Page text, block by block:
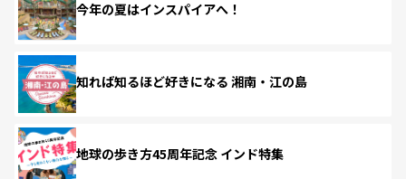
今年の夏はインスパイアへ！
知れば知るほど好きになる 湘南・江の島
地球の歩き方45周年記念 インド特集